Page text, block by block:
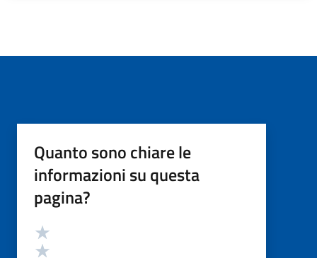
Quanto sono chiare le
informazioni su questa
pagina?
Valutazione